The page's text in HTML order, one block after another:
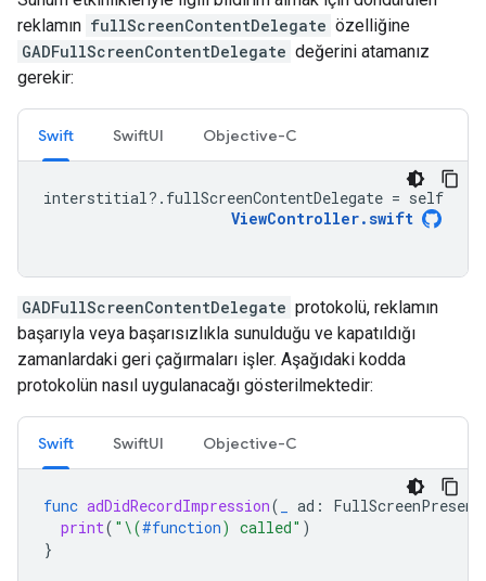
reklamın fullScreenContentDelegate özelliğine
GADFullScreenContentDelegate değerini atamanız
gerekir:
Swift SwiftUI Objective-C
interstitial?. fullScreenContentDelegate = self
ViewController.swift
GADFullScreenContentDelegate protokolü, reklamın
başarıyla veya başarısızlıkla sunulduğu ve kapatıldığı
zamanlardaki geri çağırmaları işler. Aşağıdaki kodda
protokolün nasıl uygulanacağı gösterilmektedir:
Swift SwiftUI Objective-C
func adDidRecordImpression( ad :
print( " \(#function) called" )
}